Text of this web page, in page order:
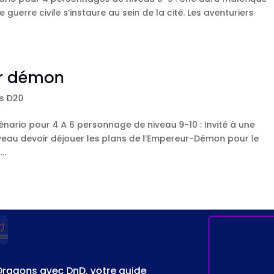
civile s’instaure au sein de la cité. Les aventuriers
démon
D20
pour 4 A 6 personnage de niveau 9-10 : Invité à une
devoir déjouer les plans de l’Empereur-Démon pour le
avec DnD, votre guide